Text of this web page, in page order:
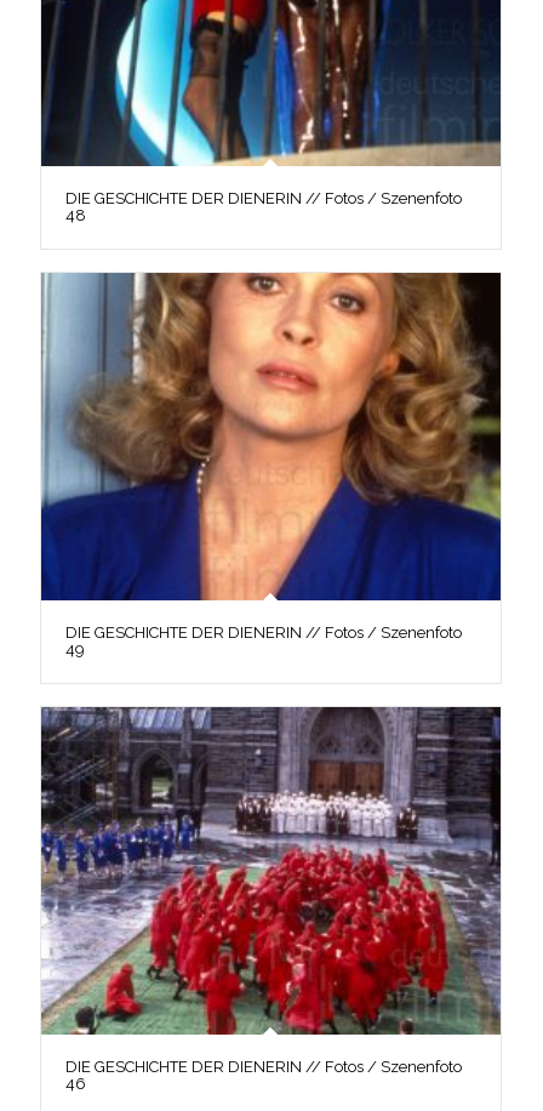
DIE GESCHICHTE DER DIENERIN // Fotos / Szenenfoto
48
DIE GESCHICHTE DER DIENERIN // Fotos / Szenenfoto
49
DIE GESCHICHTE DER DIENERIN // Fotos / Szenenfoto
46